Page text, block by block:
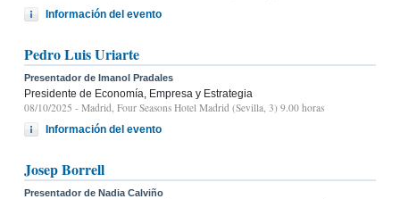
Información del evento
Pedro Luis Uriarte
Presentador de Imanol Pradales
Presidente de Economía, Empresa y Estrategia
08/10/2025 - Madrid, Four Seasons Hotel Madrid (Sevilla, 3) 9.00 horas
Información del evento
Josep Borrell
Presentador de Nadia Calviño